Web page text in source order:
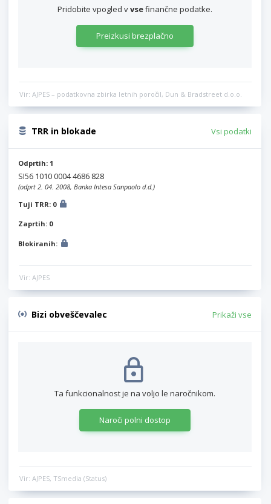
Pridobite vpogled vvsefinančne podatke.
Preizkusi brezplačno
Vir: AJPES – podatkovna zbirka letnih poročil, Dun & Bradstreet d.o.o.
TRR in blokade Vsi podatki
Odprtih: 1
SI56 1010 0004 4686 828
(odprt 2. 04. 2008, Banka Intesa Sanpaolo d.d.)
Tuji TRR: 0
Zaprtih: 0
Blokiranih:
Vir: AJPES
Bizi obveščevalec Prikaži vse
Ta funkcionalnost je na voljo le naročnikom.
Naroči polni dostop
Vir: AJPES, TSmedia (Status)